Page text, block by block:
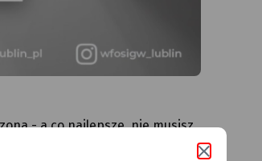
- a co najlepsze, nie musisz